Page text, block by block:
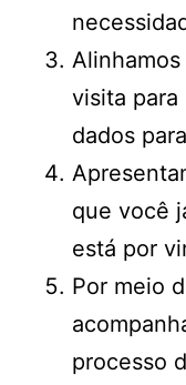
visita
dados
que você
está por
Por meio
processo